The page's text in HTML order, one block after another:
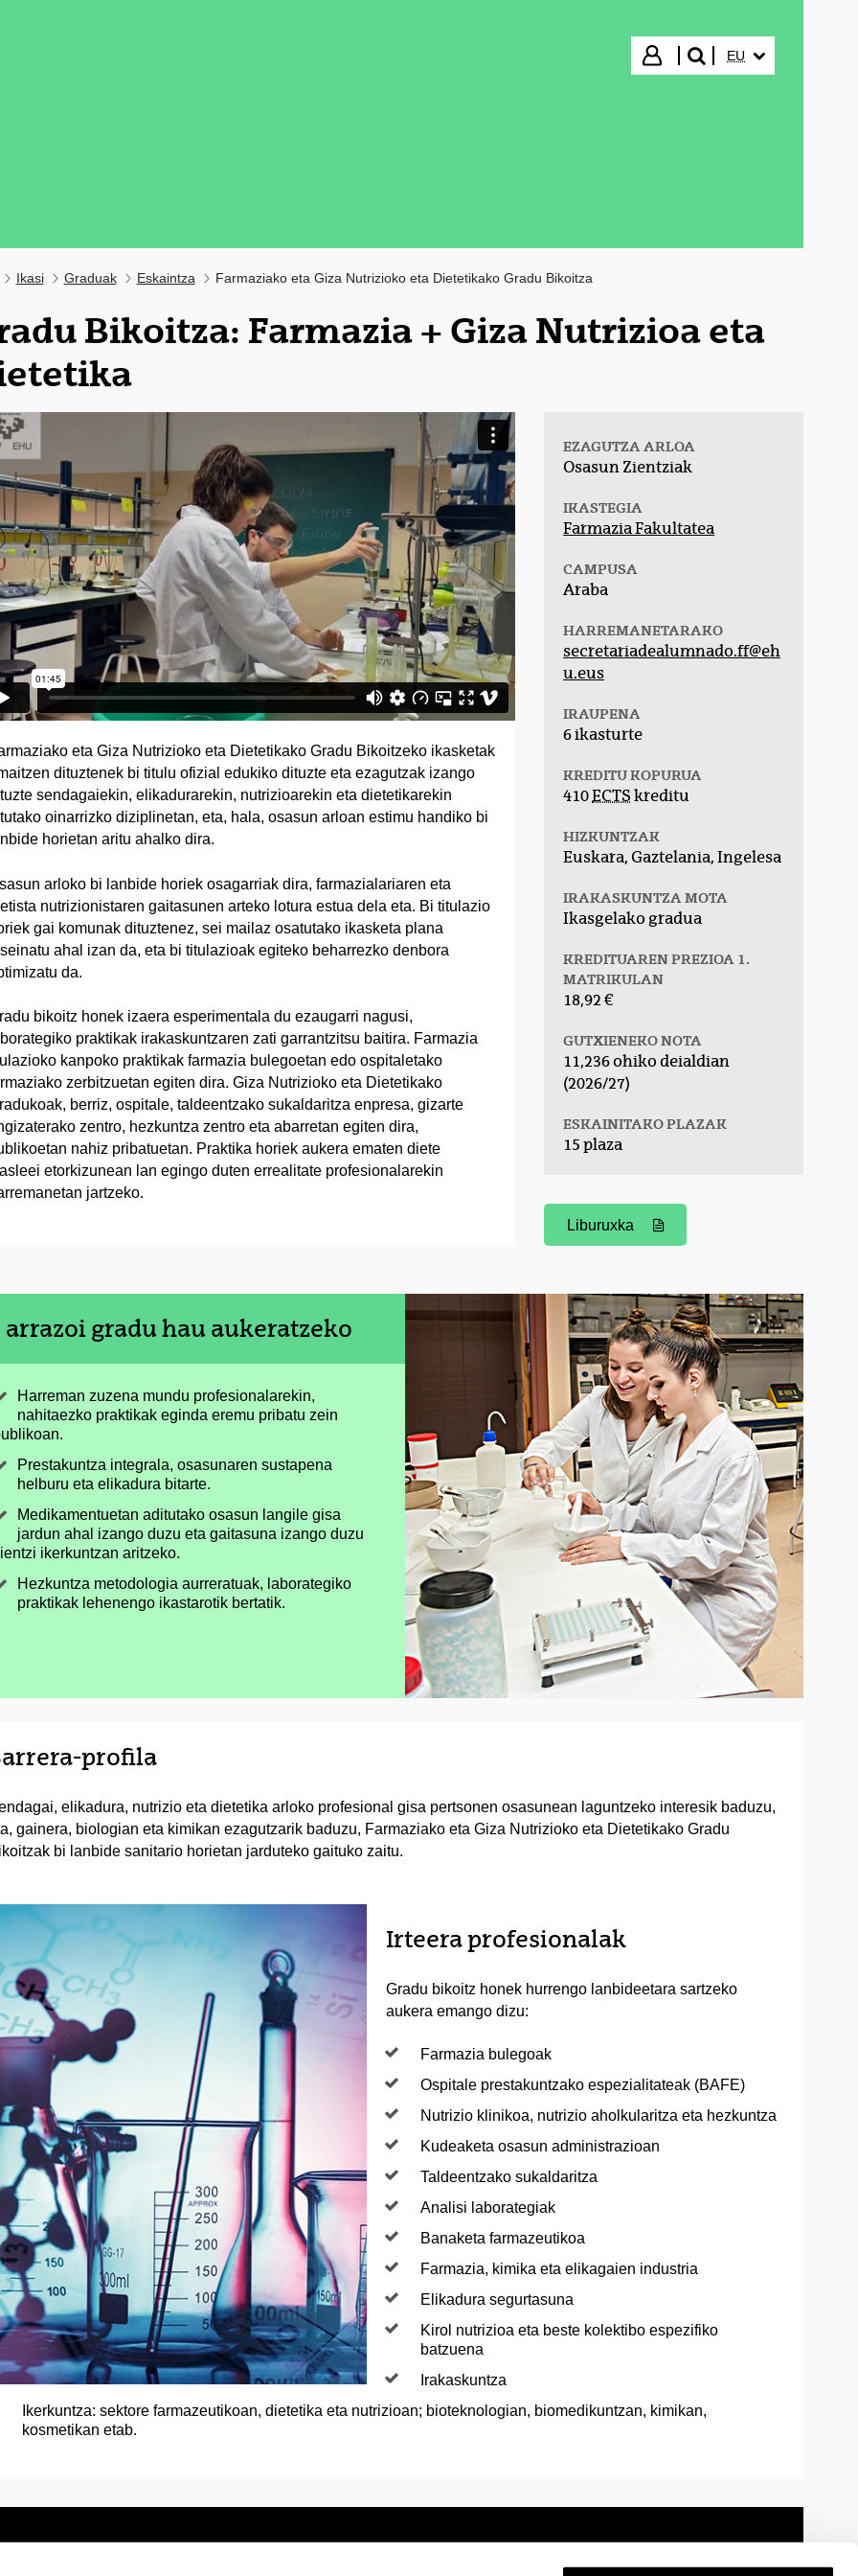
Hasi saioa
bilatu"
EU
azpiorriak
Ikasi Graduak Eskaintza Farmaziako eta Giza Nutrizioko eta Dietetikako Gradu Bikoitza
Bikoitza: Farmazia + Giza Nutrizioa eta
eta Giza Nutrizioko eta Dietetikako Gradu Bikoitzeko ikasketak
dituztenek bi titulu ofizial edukiko dituzte eta ezagutzak izango
sendagaiekin, elikadurarekin, nutrizioarekin eta dietetikarekin
oinarrizko diziplinetan, eta, hala, osasun arloan estimu handiko bi
horietan aritu ahalko dira.
arloko bi lanbide horiek osagarriak dira, farmazialariaren eta
nutrizionistaren gaitasunen arteko lotura estua dela eta. Bi titulazio
gai komunak dituztenez, sei mailaz osatutako ikasketa plana
ahal izan da, eta bi titulazioak egiteko beharrezko denbora
da.
bikoitz honek izaera esperimentala du ezaugarri nagusi,
praktikak irakaskuntzaren zati garrantzitsu baitira. Farmazia
kanpoko praktikak farmazia bulegoetan edo ospitaletako
zerbitzuetan egiten dira. Giza Nutrizioko eta Dietetikako
berriz, ospitale, taldeentzako sukaldaritza enpresa, gizarte
zentro, hezkuntza zentro eta abarretan egiten dira,
nahiz pribatuetan. Praktika horiek aukera ematen diete
etorkizunean lan egingo duten errealitate profesionalarekin
jartzeko.
EZAGUTZA ARLOA
Osasun Zientziak
IKASTEGIA
Farmazia Fakultatea
CAMPUSA
Araba
HARREMANETARAKO
secretariadealumnado.ff@eh
u.eus
IRAUPENA
6 ikasturte
KREDITU KOPURUA
410ECTS kreditu
HIZKUNTZAK
Euskara, Gaztelania, Ingelesa
IRAKASKUNTZA MOTA
Ikasgelako gradua
KREDITUAREN PREZIOA 1.
MATRIKULAN
18,92 €
GUTXIENEKO NOTA
11,236 ohiko deialdian
(2026/27)
ESKAINITAKO PLAZAK
15 plaza
(Beste leiho bat zabalduko du)
Liburuxka
arrazoi gradu hau aukeratzeko
Harreman zuzena mundu profesionalarekin,
nahitaezko praktikak eginda eremu pribatu zein
Prestakuntza integrala, osasunaren sustapena
helburu eta elikadura bitarte.
Medikamentuetan aditutako osasun langile gisa
jardun ahal izango duzu eta gaitasuna izango duzu
ikerkuntzan aritzeko.
Hezkuntza metodologia aurreratuak, laborategiko
praktikak lehenengo ikastarotik bertatik.
profila
elikadura, nutrizio eta dietetika arloko profesional gisa pertsonen osasunean laguntzeko interesik baduzu,
gainera, biologian eta kimikan ezagutzarik baduzu, Farmaziako eta Giza Nutrizioko eta Dietetikako Gradu
bi lanbide sanitario horietan jarduteko gaituko zaitu.
Irteera profesionalak
Gradu bikoitz honek hurrengo lanbideetara sartzeko
aukera emango dizu:
Farmazia bulegoak
Ospitale prestakuntzako espezialitateak (BAFE)
Nutrizio klinikoa, nutrizio aholkularitza eta hezkuntza
Kudeaketa osasun administrazioan
Taldeentzako sukaldaritza
Analisi laborategiak
Banaketa farmazeutikoa
Farmazia, kimika eta elikagaien industria
Elikadura segurtasuna
Kirol nutrizioa eta beste kolektibo espezifiko
batzuena
Irakaskuntza
Ikerkuntza: sektore farmazeutikoan, dietetika eta nutrizioan; bioteknologian, biomedikuntzan, kimikan,
kosmetikan etab.